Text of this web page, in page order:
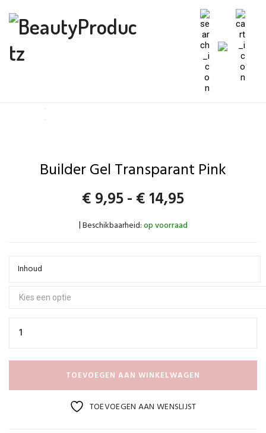
Builder Gel Transparant Pink
€9,95-€14,95Prijsklasse:
€9,95
Beschikbaarheid:op voorraad
Inhoud
TOEVOEGEN AAN WINKELWAGEN
TOEVOEGEN AAN WENSLIJST